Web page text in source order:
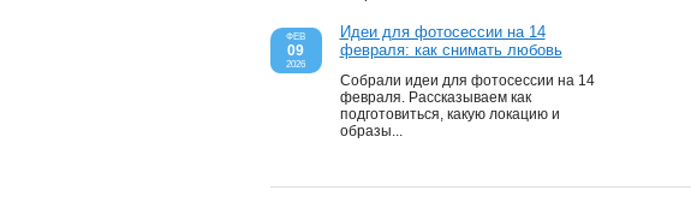
в Балаково
3109фото в альбоме,
дата создания:
города российские
261фото в альбоме,
топы
ФЕВ
09
2026
Идеи для фотосессии на 14
февраля: как снимать любовь
Собрали идеи для фотосессии на 14
февраля. Рассказываем как
подготовиться, какую локацию и
образы...